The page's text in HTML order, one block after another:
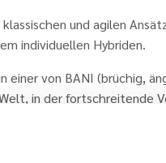
klassischen und agilen
individuellen Hybriden.
einer von BANI (brüchig,
in der fortschreitende
muss auch eine